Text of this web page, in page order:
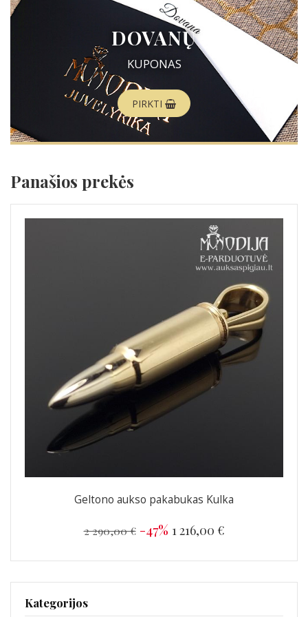
DOVANŲ
KUPONAS
PIRKTI
Panašios prekės
Geltono aukso pakabukas Kulka
2 290,00 € -47% 1 216,00 €
Kategorijos